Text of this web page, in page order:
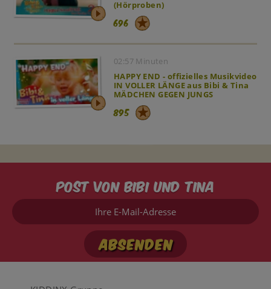
(Hörproben)
696
02:57 Minuten
HAPPY END - offizielles Musikvideo
IN VOLLER LÄNGE aus Bibi & Tina
MÄDCHEN GEGEN JUNGS
895
Post von Bibi und Tina
Ihre
Mail-